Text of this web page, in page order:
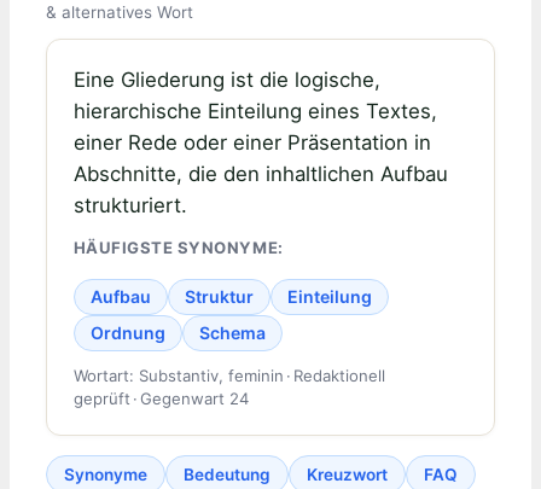
& alternatives Wort
Eine Gliederung ist die logische,
hierarchische Einteilung eines Textes,
einer Rede oder einer Präsentation in
Abschnitte, die den inhaltlichen Aufbau
strukturiert.
HÄUFIGSTE SYNONYME:
Aufbau Struktur
Einteilung
Ordnung
Schema
Wortart: Substantiv, feminin · Redaktionell
geprüft · Gegenwart 24
Synonyme Bedeutung Kreuzwort FAQ